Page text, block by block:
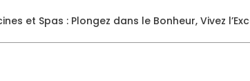
et Spas : Plongez dans le Bonheur, Vivez